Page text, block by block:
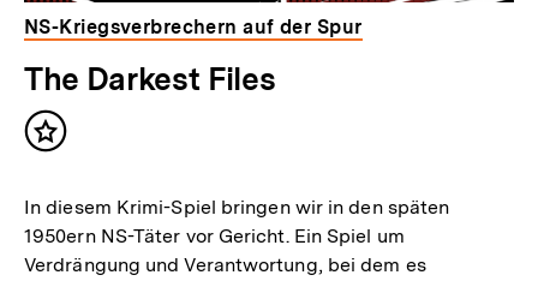
NS-Kriegsverbrechern auf der Spur
The Darkest Files
Inhalt
In diesem Krimi-Spiel bringen wir in den späten
1950ern NS-Täter vor Gericht. Ein Spiel um
Verdrängung und Verantwortung, bei dem es